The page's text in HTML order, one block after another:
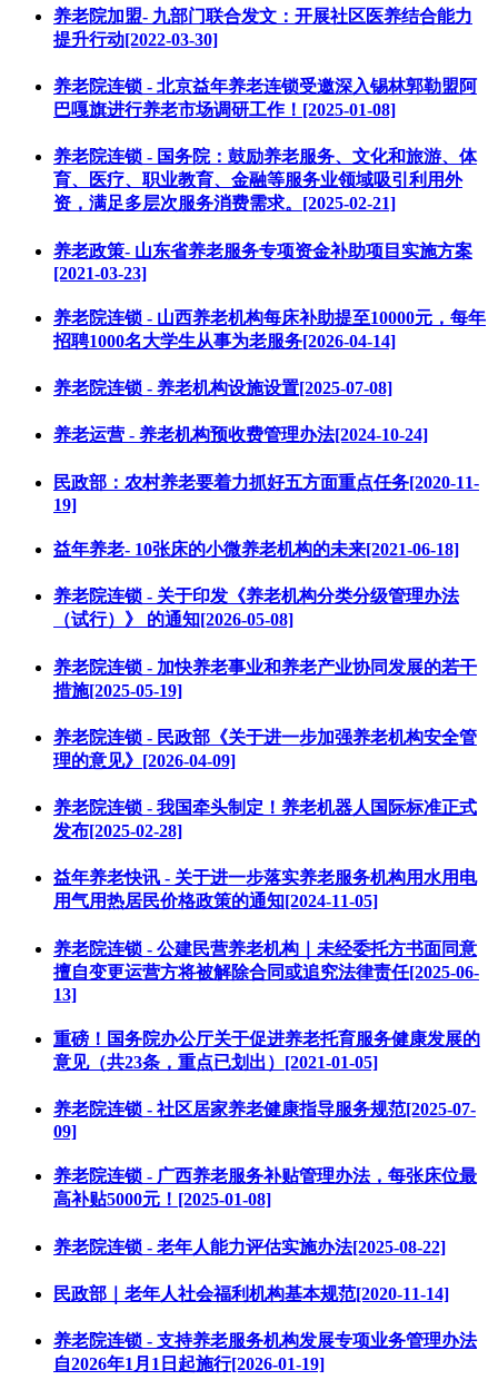
养老院加盟- 九部门联合发文：开展社区医养结合能力
提升行动[2022-03-30]
养老院连锁 - 北京益年养老连锁受邀深入锡林郭勒盟阿
巴嘎旗进行养老市场调研工作！[2025-01-08]
养老院连锁 - 国务院：鼓励养老服务、文化和旅游、体
育、医疗、职业教育、金融等服务业领域吸引利用外
资，满足多层次服务消费需求。[2025-02-21]
养老政策- 山东省养老服务专项资金补助项目实施方案
[2021-03-23]
养老院连锁 - 山西养老机构每床补助提至10000元，每年
招聘1000名大学生从事为老服务[2026-04-14]
养老院连锁 - 养老机构设施设置[2025-07-08]
养老运营 - 养老机构预收费管理办法[2024-10-24]
民政部：农村养老要着力抓好五方面重点任务[2020-11-
19]
益年养老- 10张床的小微养老机构的未来[2021-06-18]
养老院连锁 - 关于印发《养老机构分类分级管理办法
（试行）》 的通知[2026-05-08]
养老院连锁 - 加快养老事业和养老产业协同发展的若干
措施[2025-05-19]
养老院连锁 - 民政部《关于进一步加强养老机构安全管
理的意见》[2026-04-09]
养老院连锁 - 我国牵头制定！养老机器人国际标准正式
发布[2025-02-28]
益年养老快讯 - 关于进一步落实养老服务机构用水用电
用气用热居民价格政策的通知[2024-11-05]
养老院连锁 - 公建民营养老机构｜未经委托方书面同意
擅自变更运营方将被解除合同或追究法律责任[2025-06-
13]
重磅！国务院办公厅关于促进养老托育服务健康发展的
意见（共23条，重点已划出）[2021-01-05]
养老院连锁 - 社区居家养老健康指导服务规范[2025-07-
09]
养老院连锁 - 广西养老服务补贴管理办法，每张床位最
高补贴5000元！[2025-01-08]
养老院连锁 - 老年人能力评估实施办法[2025-08-22]
民政部｜老年人社会福利机构基本规范[2020-11-14]
养老院连锁 - 支持养老服务机构发展专项业务管理办法
自2026年1月1日起施行[2026-01-19]